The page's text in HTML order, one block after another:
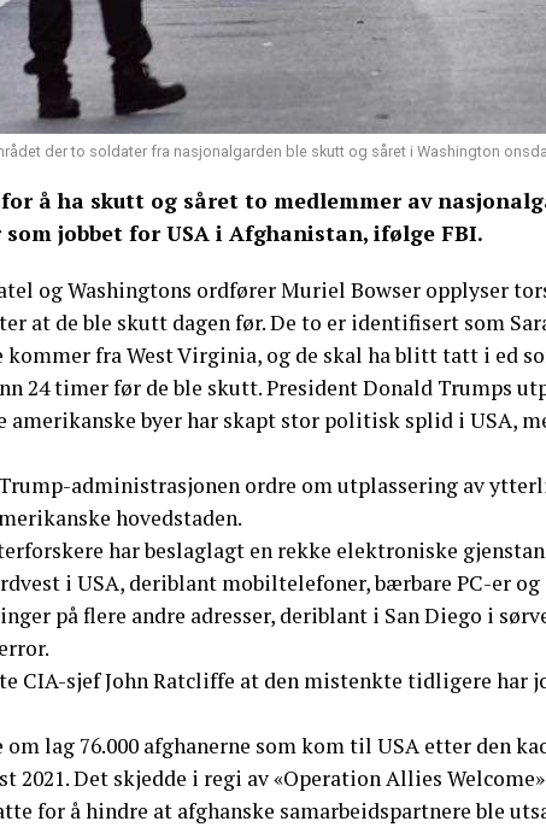
der to soldater fra nasjonalgarden ble skutt og såret i Washington
å ha skutt og såret to medlemmer av
jobbet for USA i Afghanistan, ifølge FBI.
og Washingtons ordfører Muriel Bowser opplyser
at de ble skutt dagen før. De to er identifisert som
kommer fra West Virginia, og de skal ha blitt tatt i ed
24 timer før de ble skutt. President Donald Trumps
amerikanske byer har skapt stor politisk splid i USA,
administrasjonen ordre om utplassering av
hovedstaden.
har beslaglagt en rekke elektroniske
i USA, deriblant mobiltelefoner, bærbare PC-er
på flere andre adresser, deriblant i San Diego i
CIA-sjef John Ratcliffe at den mistenkte tidligere har
lag 76.000 afghanerne som kom til USA etter den
2021. Det skjedde i regi av «Operation Allies
for å hindre at afghanske samarbeidspartnere ble